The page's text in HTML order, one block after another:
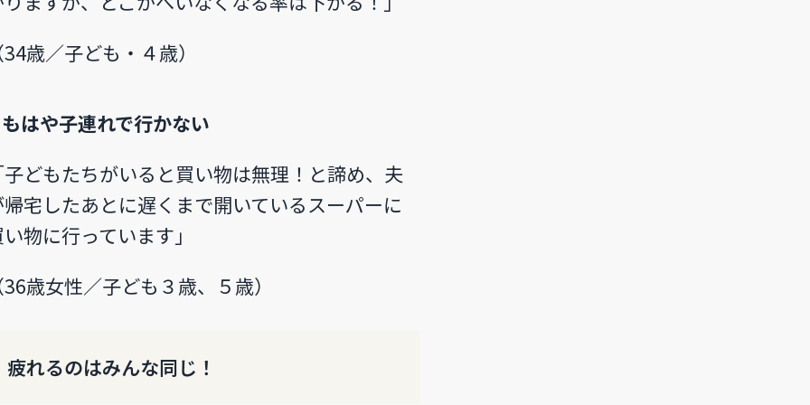
歳／子ども・４歳）
はや子連れで行かない
どもたちがいると買い物は無理！と諦め、夫
宅したあとに遅くまで開いているスーパーに
物に行っています」
歳女性／子ども３歳、５歳）
疲れるのはみんな同じ！